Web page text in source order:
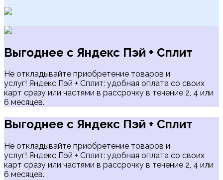
Выгоднее с Яндекс Пэй + Сплит
Не откладывайте приобретение товаров и
услуг! Яндекс Пэй + Сплит: удобная оплата со своих
карт сразу или частями в рассрочку в течение 2, 4 или
6 месяцев.
Выгоднее с Яндекс Пэй + Сплит
Не откладывайте приобретение товаров и
услуг! Яндекс Пэй + Сплит: удобная оплата со своих
карт сразу или частями в рассрочку в течение 2, 4 или
6 месяцев.